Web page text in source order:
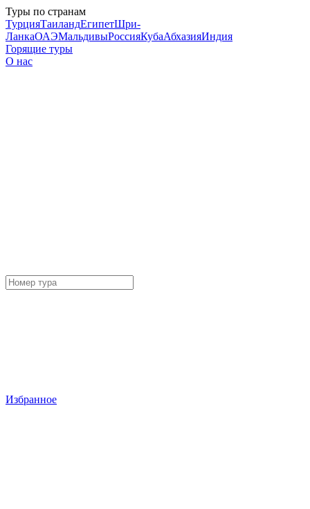
Туры по странам
ТурцияТаиландЕгипетШри-
ЛанкаОАЭМальдивыРоссияКубаАбхазияИндия
Горящие туры
О нас
Избранное